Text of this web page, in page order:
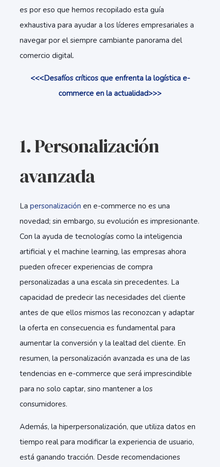
es por eso que hemos recopilado esta guía
exhaustiva para ayudar a los líderes empresariales a
navegar por el siempre cambiante panorama del
comercio digital.
<<<Desafíos críticos que enfrenta la logística e-
commerce en la actualidad>>>
1. Personalización
avanzada
La personalización en e-commerce no es una
novedad; sin embargo, su evolución es impresionante.
Con la ayuda de tecnologías como la inteligencia
artificial y el machine learning, las empresas ahora
pueden ofrecer experiencias de compra
personalizadas a una escala sin precedentes. La
capacidad de predecir las necesidades del cliente
antes de que ellos mismos las reconozcan y adaptar
la oferta en consecuencia es fundamental para
aumentar la conversión y la lealtad del cliente. En
resumen, la personalización avanzada es una de las
tendencias en e-commerce que será imprescindible
para no solo captar, sino mantener a los
consumidores.
Además, la hiperpersonalización, que utiliza datos en
tiempo real para modificar la experiencia de usuario,
está ganando tracción. Desde recomendaciones